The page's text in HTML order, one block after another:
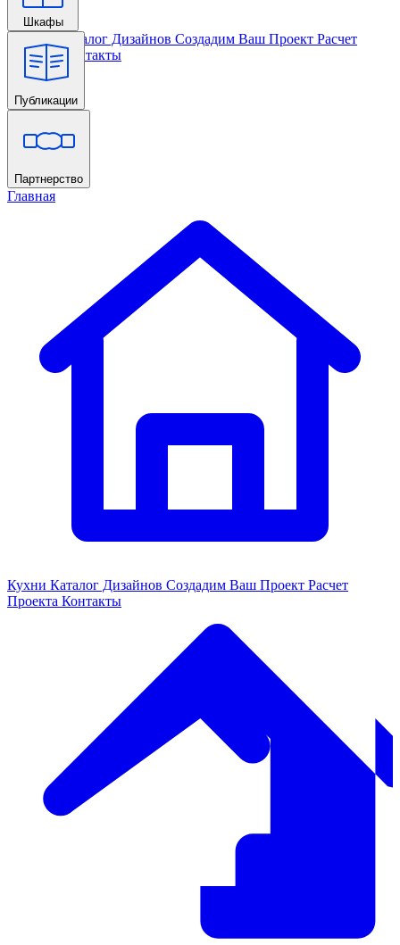
Шкафы
Главная Каталог Дизайнов Создадим Ваш Проект Расчет
Проекта Контакты
Публикации
Главная
Партнерство
Главная
Кухни Каталог Дизайнов Создадим Ваш Проект Расчет
Проекта Контакты